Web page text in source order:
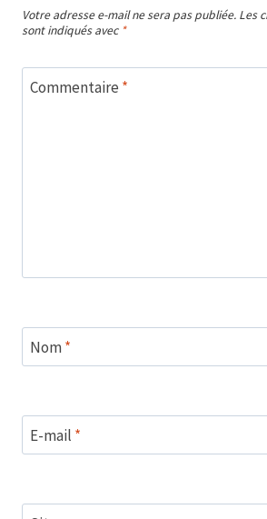
Votre adresse e-mail ne sera pas publiée. Les
sont indiqués avec *
Commentaire *
Nom*
E-mail *